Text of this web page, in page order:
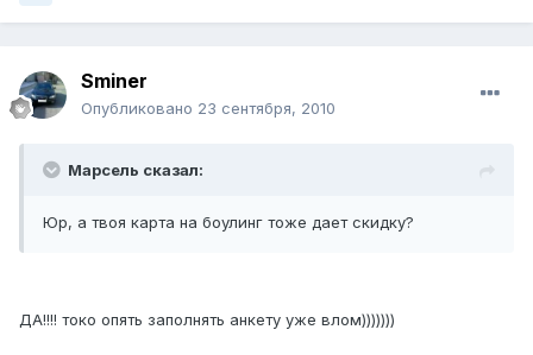
Sminer
Опубликовано 23 сентября, 2010
Марсель сказал:
Юр, а твоя карта на боулинг тоже дает скидку?
ДА!!!! токо опять заполнять анкету уже влом)))))))